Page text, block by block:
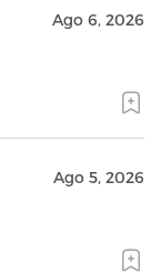
Ago 6, 2026
Ago 5, 2026